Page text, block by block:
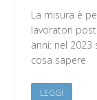
La misura è
lavoratori
anni: nel
cosa sapere
LEGGI